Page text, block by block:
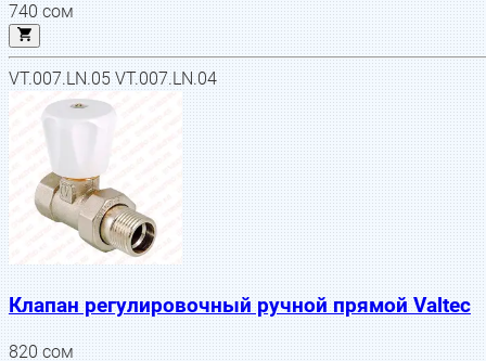
740сом
VT.007.LN.05 VT.007.LN.04
Клапан регулировочный ручной прямой Valtec
820сом